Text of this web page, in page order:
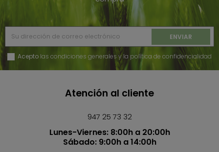
Acepto las condiciones generales y la política de confidencialidad
Atención al cliente
947 25 73 32
Lunes-Viernes: 8:00h a 20:00h
Sábado: 9:00h a 14:00h